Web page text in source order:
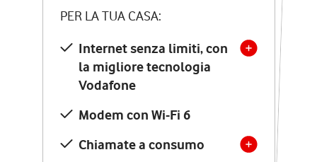
PER LA TUA CASA:
Internet senza limiti, con
la migliore tecnologia
Vodafone
Modem con Wi-Fi 6
Chiamate a consumo
PER LA TUA CASA:
Internet senza limiti, con
la migliore tecnologia
Vodafone
Modem Seven con Wi-Fi 7
Chiamate illimitate verso
numeri fissi e mobili
nazionali